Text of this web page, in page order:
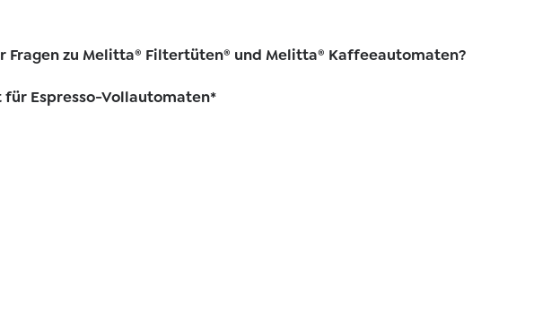
zu Melitta® Filtertüten® und Melitta® Kaffeeautomaten?
Espresso-Vollautomaten*